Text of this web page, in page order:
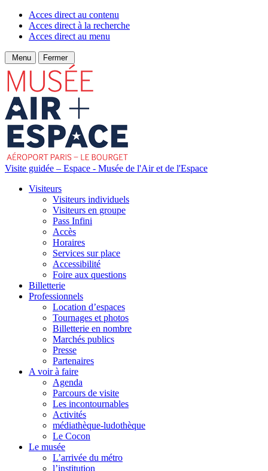
Acces direct au contenu
Acces direct à la recherche
Acces direct au menu
Menu Fermer
Visite guidée – Espace - Musée de l'Air et de l'Espace
Visiteurs
Visiteurs individuels
Visiteurs en groupe
Pass Infini
Accès
Horaires
Services sur place
Accessibilité
Foire aux questions
Billetterie
Professionnels
Location d’espaces
Tournages et photos
Billetterie en nombre
Marchés publics
Presse
Partenaires
A voir à faire
Agenda
Parcours de visite
Les incontournables
Activités
médiathèque-ludothèque
Le Cocon
Le musée
L’arrivée du métro
l’institution